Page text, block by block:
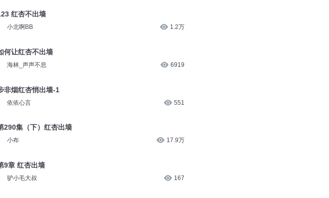
红杏不出墙
小北啊BB 1.2万
何让红杏不出墙
海林_声声不息 6919
非烟红杏悄出墙-1
依依心言 551
290集（下）红杏出墙
小布 17.9万
9章 红杏出墙
驴小毛大叔 167